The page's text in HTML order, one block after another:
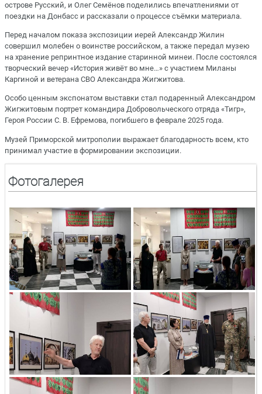
острове Русский, и Олег Семёнов поделились впечатлениями от
поездки на Донбасс и рассказали о процессе съёмки материала.
Перед началом показа экспозиции иерей Александр Жилин
совершил молебен о воинстве российском, а также передал музею
на хранение репринтное издание старинной минеи. После состоялся
творческий вечер «История живёт во мне…» с участием Миланы
Каргиной и ветерана СВО Александра Жигжитова.
Особо ценным экспонатом выставки стал подаренный Александром
Жигжитовым портрет командира Добровольческого отряда «Тигр»,
Героя России С. В. Ефремова, погибшего в феврале 2025 года.
Музей Приморской митрополии выражает благодарность всем, кто
принимал участие в формировании экспозиции.
Фотогалерея